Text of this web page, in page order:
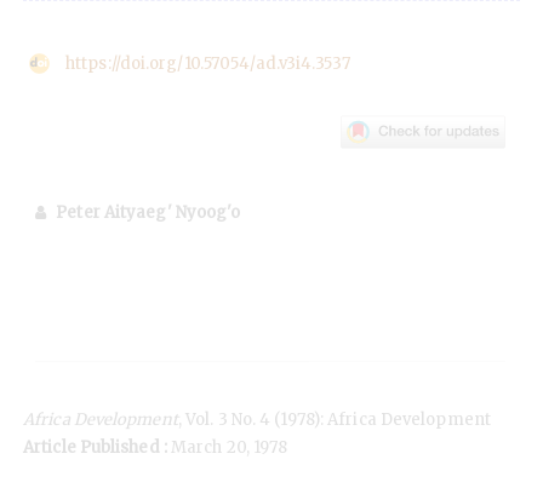
https://doi.org/10.57054/ad.v3i4.3537
Peter Aityaeg' Nyoog'o
Africa Development, Vol. 3 No. 4 (1978): Africa Development
Article Published :March 20, 1978